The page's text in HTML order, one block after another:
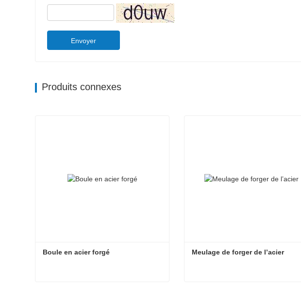
Envoyer
Produits connexes
Boule en acier forgé Meulage de forger de l’acier